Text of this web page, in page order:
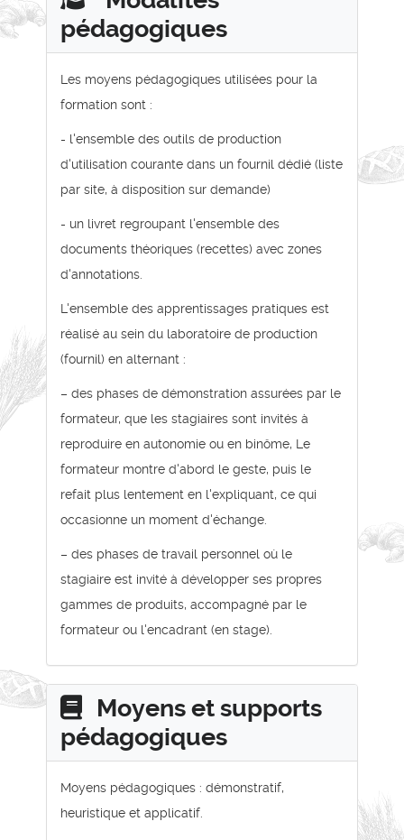
pédagogiques
Les moyens pédagogiques utilisées pour la
formation sont :
- l'ensemble des outils de production
d'utilisation courante dans un fournil dédié (liste
par site, à disposition sur demande)
- un livret regroupant l'ensemble des
documents théoriques (recettes) avec zones
d'annotations.
L'ensemble des apprentissages pratiques est
réalisé au sein du laboratoire de production
(fournil) en alternant :
– des phases de démonstration assurées par le
formateur, que les stagiaires sont invités à
reproduire en autonomie ou en binôme, Le
formateur montre d'abord le geste, puis le
refait plus lentement en l'expliquant, ce qui
occasionne un moment d'échange.
– des phases de travail personnel où le
stagiaire est invité à développer ses propres
gammes de produits, accompagné par le
formateur ou l'encadrant (en stage).
Moyens et supports
pédagogiques
Moyens pédagogiques : démonstratif,
heuristique et applicatif.